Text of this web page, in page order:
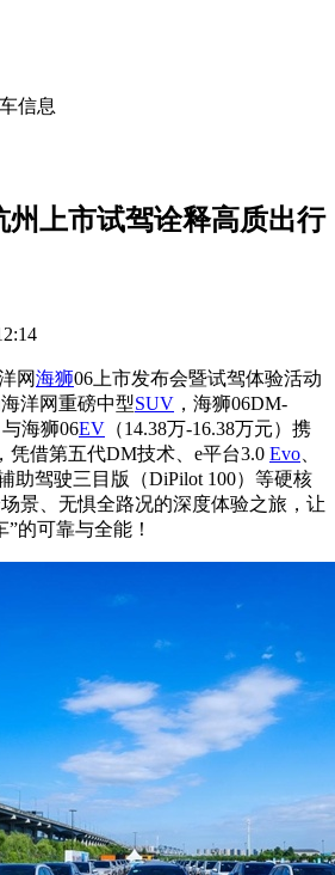
信息
州上市试驾诠释高质出行
网海狮06上市发布会暨试驾体验活动
洋网重磅中型SUV ，海狮06DM-
海狮06EV （14.38万-16.38万元）携
凭借第五代DM技术、e平台3.0 Evo
助驾驶三目版（DiPilot 100）等硬核
景、无惧全路况的深度体验之旅，让
的可靠与全能！